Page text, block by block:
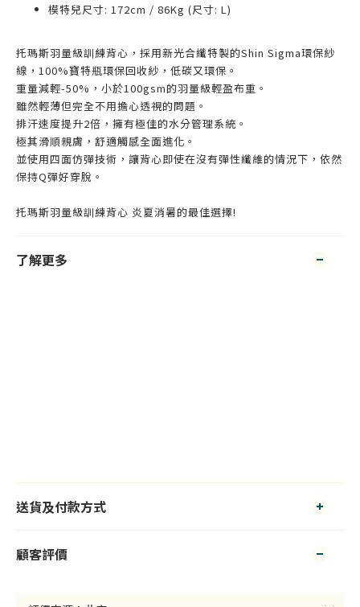
模特兒尺寸: 172cm / 86Kg (尺寸: L)
托瑪斯羽量級訓練背心，採用新光合纖特製的Shin Sigma環保紗
線，100%寶特瓶環保回收紗，低碳又環保。
重量減輕-50%，小於100gsm的羽量級輕盈布重。
雖然輕薄但完全不用擔心透視的問題。
排汗速度提升2倍，擁有極佳的水分管理系統。
極其滑順親膚，舒適觸感全面進化。
並使用四面仿彈技術，讓背心即使在沒有彈性纖維的情況下，依然
保持Q彈好穿脫。
托瑪斯羽量級訓練背心 炎夏消暑的最佳選擇!
了解更多
送貨及付款方式
顧客評價